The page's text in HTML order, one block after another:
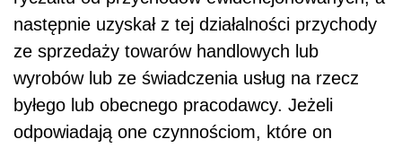
następnie uzyskał z tej działalności przychody
ze sprzedaży towarów handlowych lub
wyrobów lub ze świadczenia usług na rzecz
byłego lub obecnego pracodawcy. Jeżeli
odpowiadają one czynnościom, które on